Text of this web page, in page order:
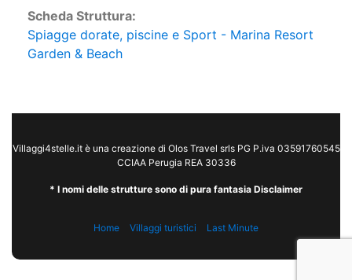
392-6237120
Scheda Struttura:
CCIAA Perugia REA 30336
Home Villaggi turistici Last Minute